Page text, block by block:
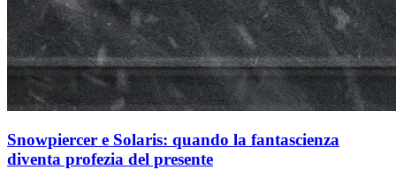
Snowpiercer e Solaris: quando la fantascienza
diventa profezia del presente